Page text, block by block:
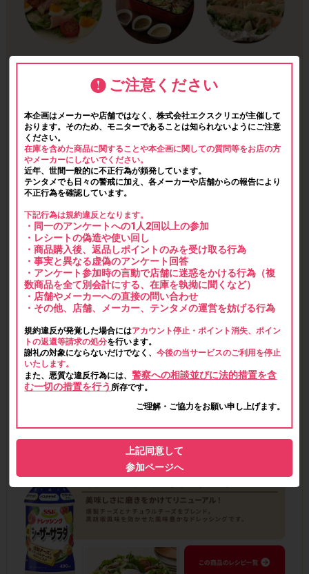
ご注意ください
本企画はメーカーや店舗ではなく、株式会社エクスクリエが主催して
おります。そのため、モニターであることは知られないようにご注意
ください。
在庫を含めた商品に関することや本企画に関しての質問等をお店の方
やメーカーにしないでください。
近年、世間一般的に不正行為が頻発しています。
テンタメでも日々の警戒に加え、各メーカーや店舗からの報告により
不正行為を確認しています。
下記行為は規約違反となります。
・同一のアンケートへの1人2回以上の参加
・レシートの偽造や使い回し
・商品購入後、返品しポイントのみを受け取る行為
・事実と異なる虚偽のアンケート回答
・アンケート参加時の言動で店舗に迷惑をかける行為（複
数商品を全て別会計にする、在庫を執拗に聞くなど）
・店舗やメーカーへの直接の問い合わせ
・その他、店舗、メーカー、テンタメの運営を妨げる行為
規約違反が発覚した場合にはアカウント停止・ポイント消失、ポイン
トの返還等請求の処分を行います。
謝礼の対象にならないだけでなく、今後の当サービスのご利用を停止
いたします。
また、悪質な違反行為には、警察への相談並びに法的措置を含
む一切の措置を行う 所存です。
ご理解・ご協力をお願い申し上げます。
上記同意して
参加ページへ